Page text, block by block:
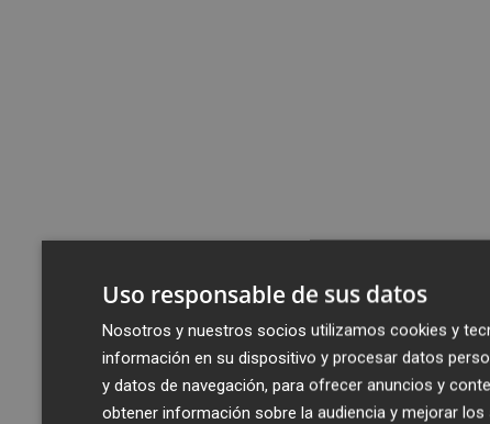
Uso responsable de sus datos
Nosotros y nuestros socios utilizamos cookies y
información en su dispositivo y procesar datos
y datos de navegación, para ofrecer anuncios y
obtener información sobre la audiencia y mejorar los